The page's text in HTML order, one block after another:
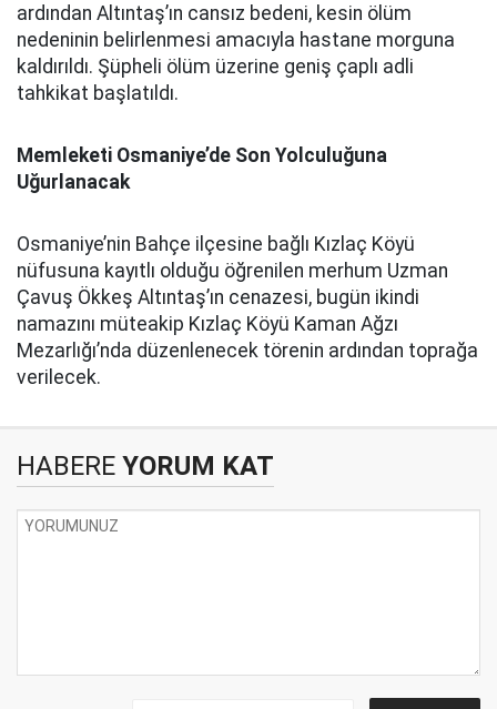
ardından Altıntaş’ın cansız bedeni, kesin ölüm
nedeninin belirlenmesi amacıyla hastane morguna
kaldırıldı. Şüpheli ölüm üzerine geniş çaplı adli
tahkikat başlatıldı.
Memleketi Osmaniye’de Son Yolculuğuna
Uğurlanacak
Osmaniye’nin Bahçe ilçesine bağlı Kızlaç Köyü
nüfusuna kayıtlı olduğu öğrenilen merhum Uzman
Çavuş Ökkeş Altıntaş’ın cenazesi, bugün ikindi
namazını müteakip Kızlaç Köyü Kaman Ağzı
Mezarlığı’nda düzenlenecek törenin ardından toprağa
verilecek.
HABERE YORUM KAT